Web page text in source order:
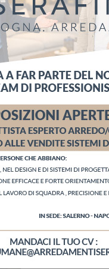
sullaPrivacy Policy